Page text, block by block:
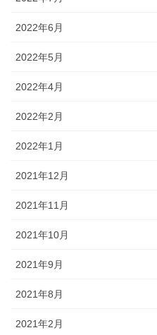
2022年6月
2022年5月
2022年4月
2022年2月
2022年1月
2021年12月
2021年11月
2021年10月
2021年9月
2021年8月
2021年2月